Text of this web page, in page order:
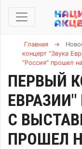
Главная →
концерт "Звука
"Россия" прошел
ПЕРВЫЙ
С
ПРОШЕЛ